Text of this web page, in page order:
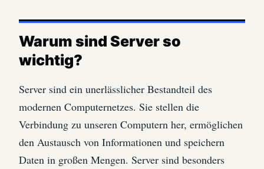
Warum sind Server so
wichtig?
Server sind ein unerlässlicher Bestandteil des
modernen Computernetzes. Sie stellen die
Verbindung zu unseren Computern her, ermöglichen
den Austausch von Informationen und speichern
Daten in großen Mengen. Server sind besonders